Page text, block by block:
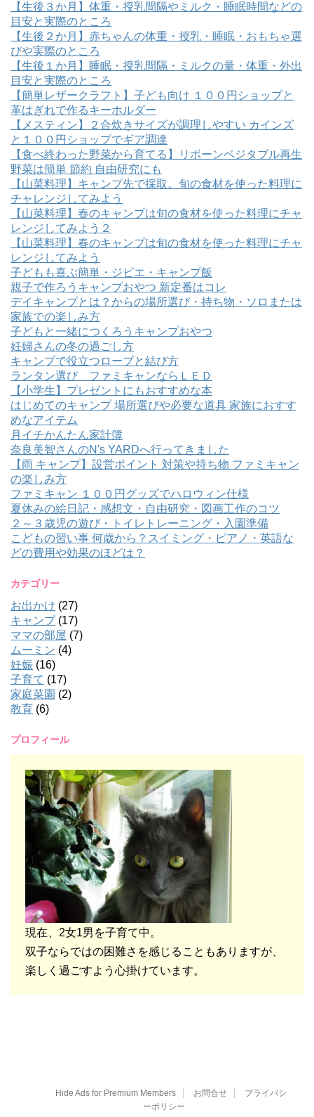
【生後３か月】体重・授乳間隔やミルク・睡眠時間などの
目安と実際のところ
【生後２か月】赤ちゃんの体重・授乳・睡眠・おもちゃ選
びや実際のところ
【生後１か月】睡眠・授乳間隔・ミルクの量・体重・外出
目安と実際のところ
【簡単レザークラフト】子ども向け １００円ショップと
革はぎれで作るキーホルダー
【メスティン】２合炊きサイズが調理しやすい カインズ
と１００円ショップでギア調達
【食べ終わった野菜から育てる】リボーンベジタブル再生
野菜は簡単 節約 自由研究にも
【山菜料理】キャンプ先で採取。旬の食材を使った料理に
チャレンジしてみよう
【山菜料理】春のキャンプは旬の食材を使った料理にチャ
レンジしてみよう２
【山菜料理】春のキャンプは旬の食材を使った料理にチャ
レンジしてみよう
子どもも喜ぶ簡単・ジビエ・キャンプ飯
親子で作ろうキャンプおやつ 新定番はコレ
デイキャンプとは？からの場所選び・持ち物・ソロまたは
家族での楽しみ方
子どもと一緒につくろうキャンプおやつ
妊婦さんの冬の過ごし方
キャンプで役立つロープと結び方
ランタン選び ファミキャンならＬＥＤ
【小学生】プレゼントにもおすすめな本
はじめてのキャンプ 場所選びや必要な道具 家族におすす
めなアイテム
月イチかんたん家計簿
奈良美智さんのN's YARDへ行ってきました
【雨 キャンプ】設営ポイント 対策や持ち物 ファミキャン
の楽しみ方
ファミキャン １００円グッズでハロウィン仕様
夏休みの絵日記・感想文・自由研究・図画工作のコツ
２～３歳児の遊び・トイレトレーニング・入園準備
こどもの習い事 何歳から？スイミング・ピアノ・英語な
どの費用や効果のほどは？
カテゴリー
お出かけ (27)
キャンプ(17)
ママの部屋 (7)
ムーミン (4)
妊娠 (16)
子育て (17)
家庭菜園 (2)
教育 (6)
プロフィール
現在、2女1男を子育て中。
双子ならではの困難さを感じることもありますが、
楽しく過ごすよう心掛けています。
Hide Ads for Premium Members お問合せ
プライバシ
ーポリシー